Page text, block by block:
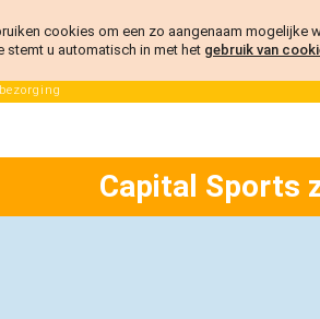
Capital Sports
cookies om een zo aangenaam mogelijke
stemt u automatisch in met het gebruik van